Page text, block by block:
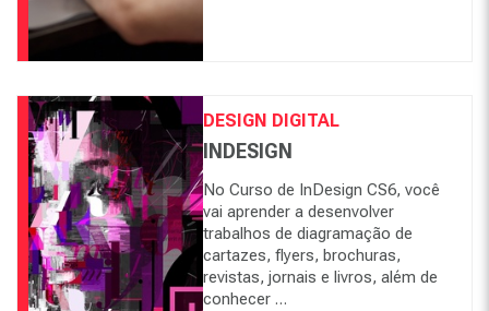
DESIGN DIGITAL
INDESIGN
No Curso de InDesign CS6, você
vai aprender a desenvolver
trabalhos de diagramação de
cartazes, flyers, brochuras,
revistas, jornais e livros, além de
conhecer …